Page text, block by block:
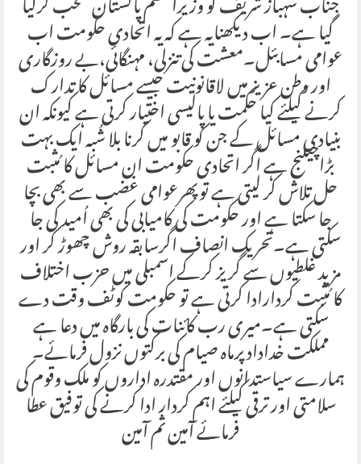
گیا ہے۔ اب دیکھنایہ ہے کہ یہ اتحادی حکومت اب
عوامی مسابئل۔معشت کی تنزلی، مہنگائی،بے روزگاری
اور وطن عزیز میں لاقانونیت جیسے مسائل کا تدارک
کرنے کیلئے کیا حکمت یا پالیسی اختیار کرتی ہے کیونکہ ان
بنیادی مسائل کے جن کو قابو میں کرنا بلا شُبہ ایک بہت
بڑاچیلنج ہے اگر اتحادی حکومت ان مسائل کا مُثبت
حل تلاش کر لیتی ہے توپھرعوامی غضب سے بھی بچا
جا سکتا ہے اور حکومت کی کامیابی کی بھی اُمید کی جا
سکتی ہے۔تحریک انصاف اگرسابقہ روش چھوڑ کر اور
مزید غلطیوں سے گریز کرکے اسمبلی میں حزب اختلاف
کا مُثبت کردارادا کرتی ہے تو حکومت کوٹف وقت دے
سکتی ہے۔میری رب کائنات کی بارگاہ میں دعا ہے
مملکت خداداد پرماہ صیام کی برکتوں نزول فرمائے۔
ہمارے سیاستدانوں اور مقتدرہ اداروں کو ملک وقوم کی
سلامتی اور ترقی کیلئے اہم کردار ادا کرنے کی توفیق عطا
فرمائے آمین ثم آمین